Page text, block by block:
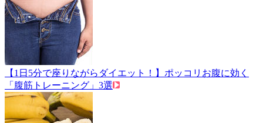
【1日5分で座りながらダイエット！】ポッコリお腹に効く
「腹筋トレーニング」3選